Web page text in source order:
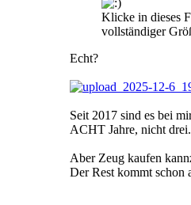
Klicke in dieses
vollständiger
Echt?
Seit 2017 sind es bei
ACHT Jahre, nicht drei.
Aber Zeug kaufen
Der Rest kommt